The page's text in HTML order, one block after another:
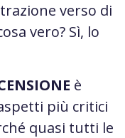
verso di
vero? Sì, lo
è
più critici
quasi tutti le